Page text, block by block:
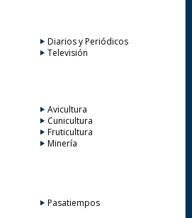
Diarios y Periódicos
Televisión
Avicultura
Cunicultura
Fruticultura
Minería
Pasatiempos